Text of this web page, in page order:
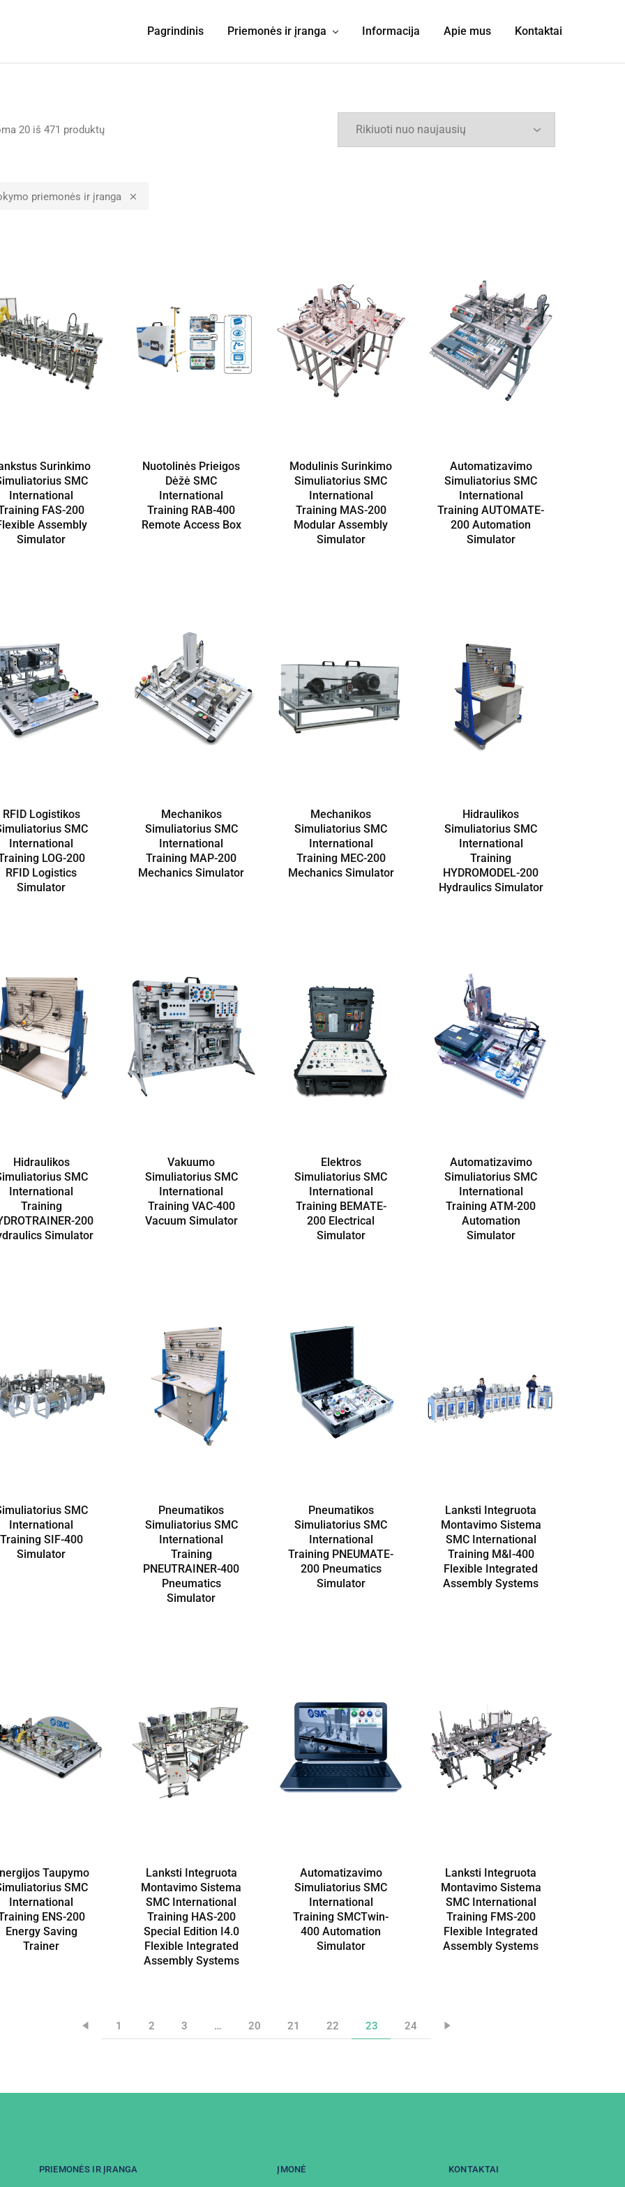
Pagrindinis Priemonės ir įranga Informacija Apie mus Kontaktai
20 iš 471 produktų
priemonės ir įranga
Surinkimo
SMC
International
FAS-200
Assembly
Simulator
Nuotolinės Prieigos
Dėžė SMC
International
Training RAB-400
Remote Access Box
Modulinis Surinkimo
Simuliatorius SMC
International
Training MAS-200
Modular Assembly
Simulator
Automatizavimo
Simuliatorius SMC
International
Training AUTOMATE-
200 Automation
Simulator
RFID Logistikos
SMC
International
LOG-200
RFID Logistics
Simulator
Mechanikos
Simuliatorius SMC
International
Training MAP-200
Mechanics Simulator
Mechanikos
Simuliatorius SMC
International
Training MEC-200
Mechanics Simulator
Hidraulikos
Simuliatorius SMC
International
Training
HYDROMODEL-200
Hydraulics Simulator
Hidraulikos
SMC
International
Training
200
Simulator
Vakuumo
Simuliatorius SMC
International
Training VAC-400
Vacuum Simulator
Elektros
Simuliatorius SMC
International
Training BEMATE-
200 Electrical
Simulator
Automatizavimo
Simuliatorius SMC
International
Training ATM-200
Automation
Simulator
SMC
International
Training SIF-400
Simulator
Pneumatikos
Simuliatorius SMC
International
Training
PNEUTRAINER-400
Pneumatics
Simulator
Pneumatikos
Simuliatorius SMC
International
Training PNEUMATE-
200 Pneumatics
Simulator
Lanksti Integruota
Montavimo Sistema
SMC International
Training M&I-400
Flexible Integrated
Assembly Systems
Taupymo
SMC
International
ENS-200
Energy Saving
Trainer
Lanksti Integruota
Montavimo Sistema
SMC International
Training HAS-200
Special Edition I4.0
Flexible Integrated
Assembly Systems
Automatizavimo
Simuliatorius SMC
International
Training SMCTwin-
400 Automation
Simulator
Lanksti Integruota
Montavimo Sistema
SMC International
Training FMS-200
Flexible Integrated
Assembly Systems
1 2 3 … 20 21 22 23 24
PRIEMONĖS IR ĮRANGA ĮMONĖ KONTAKTAI